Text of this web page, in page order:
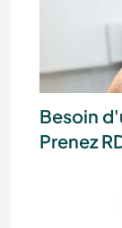
Besoin
Prenez